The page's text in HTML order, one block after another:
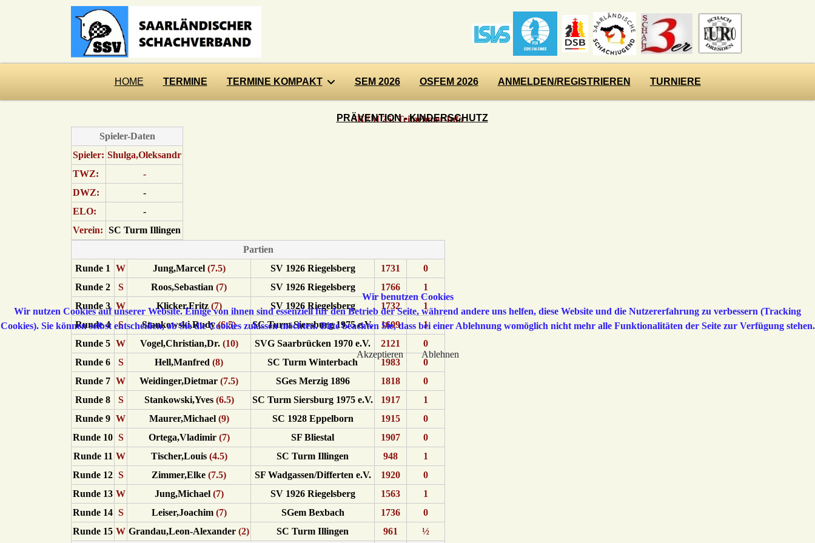
HOME TERMINE TERMINE KOMPAKT SEM 2026 OSFEM 2026 ANMELDEN/REGISTRIEREN TURNIERE
PRÄVENTION - KINDERSCHUTZ
SBEM 25: Teilnehmer-Info
Spieler-Daten
Spieler: Shulga,Oleksandr
TWZ:
-
DWZ:
-
ELO:
-
Verein: SC Turm Illingen
Partien
Runde 1
W Jung,Marcel(7.5) SV 1926 Riegelsberg 1731
0
Runde 2
S Roos,Sebastian (7) SV 1926 Riegelsberg 1766
1
Runde 3 W Klicker,Fritz(7) SV 1926 Riegelsberg 1732
1
Runde 4
S Stankowski,Rudy(6.5) SC Turm Siersburg 1975 e.V. 1609
1
Runde 5 W Vogel,Christian,Dr.(10) SVG Saarbrücken 1970 e.V. 2121
0
Runde 6
S Hell,Manfred (8) SC Turm Winterbach 1983
0
Runde 7 W Weidinger,Dietmar (7.5) SGes Merzig 1896 1818
0
Runde 8
S Stankowski,Yves(6.5) SC Turm Siersburg 1975 e.V. 1917
1
Runde 9 W Maurer,Michael(9) SC 1928 Eppelborn 1915
0
Runde 10 S Ortega,Vladimir(7) SF Bliestal 1907
0
Runde 11 W Tischer,Louis(4.5) SC Turm Illingen 948
1
Runde 12 S Zimmer,Elke (7.5) SF Wadgassen/Differten e.V. 1920
0
Runde 13 W Jung,Michael(7) SV 1926 Riegelsberg 1563
1
Runde 14 S Leiser,Joachim(7) SGem Bexbach 1736
0
Runde 15 W Grandau,Leon-Alexander (2) SC Turm Illingen 961 ½
Wir benutzen Cookies
Wir nutzen Cookies auf unserer Website. Einige von ihnen sind essenziell für den Betrieb der Seite, während andere uns helfen, diese Website und die Nutzererfahrung zu verbessern (Tracking
Cookies). Sie können selbst entscheiden, ob Sie die Cookies zulassen möchten. Bitte beachten Sie, dass bei einer Ablehnung womöglich nicht mehr alle Funktionalitäten der Seite zur Verfügung stehen.
Akzeptieren Ablehnen